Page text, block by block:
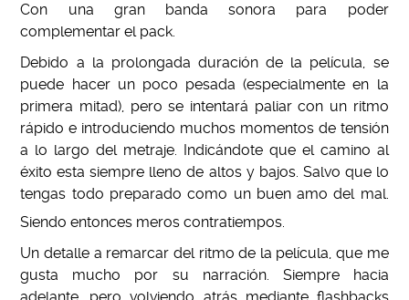
Con una gran banda sonora para poder
complementar el pack.
Debido a la prolongada duración de la película, se
puede hacer un poco pesada (especialmente en la
primera mitad), pero se intentará paliar con un ritmo
rápido e introduciendo muchos momentos de tensión
a lo largo del metraje. Indicándote que el camino al
éxito esta siempre lleno de altos y bajos. Salvo que lo
tengas todo preparado como un buen amo del mal.
Siendo entonces meros contratiempos.
Un detalle a remarcar del ritmo de la película, que me
gusta mucho por su narración. Siempre hacia